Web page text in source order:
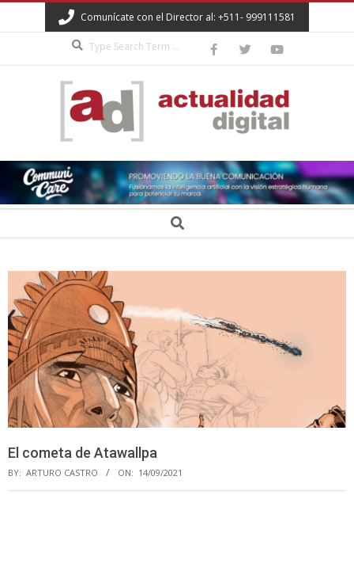
to
Comunícate con el Director al: +511- 999111581
ACTUALIDAD
DIGITAL Search
El cometa de Atawallpa
BY: ARTURO CASTRO ON: 14/09/2021